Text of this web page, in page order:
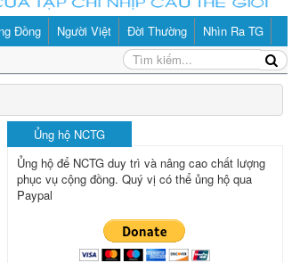
Đồng Người Việt Đời Thường Nhìn Ra TG
Ủng hộ NCTG
Ủng hộ để NCTG duy trì và nâng cao chất lượng
phục vụ cộng đồng. Quý vị có thể ủng hộ qua
Paypal